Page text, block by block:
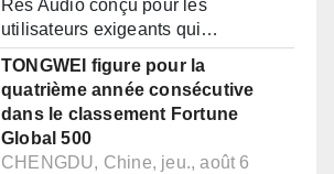
Res Audio conçu pour les
utilisateurs exigeants qui…
TONGWEI figure pour la
quatrième année consécutive
dans le classement Fortune
Global 500
CHENGDU, Chine, jeu., août 6